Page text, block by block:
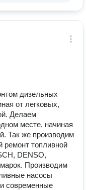
дизельных
от легковых,
Делаем
месте, начиная
Так же производим
ремонт топливной
DENSO,
Производим
насосы
современные